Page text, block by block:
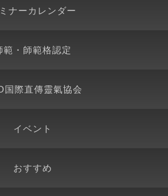
ナーカレンダー
範・師範格認定
国際直傳靈氣協会
イベント
おすすめ